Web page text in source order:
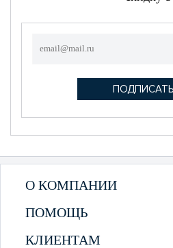
О КОМПАНИИ
ПОМОЩЬ
КЛИЕНТАМ